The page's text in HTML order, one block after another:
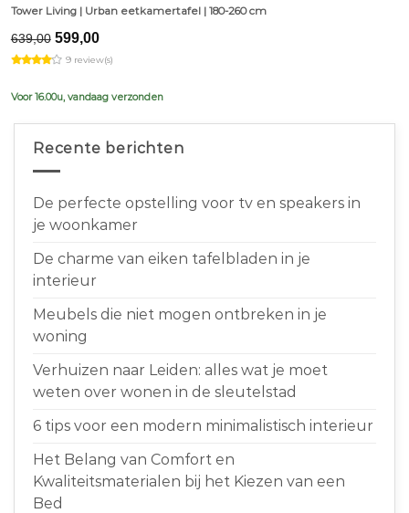
Tower Living | Urban eetkamertafel | 180-260 cm
639,00 Original
price
was:
599,00Current
is:
9 review(s)
Voor 16.00u, vandaag verzonden
Recente berichten
De perfecte opstelling voor tv en speakers in
je woonkamer
De charme van eiken tafelbladen in je
interieur
Meubels die niet mogen ontbreken in je
woning
Verhuizen naar Leiden: alles wat je moet
weten over wonen in de sleutelstad
6 tips voor een modern minimalistisch interieur
Het Belang van Comfort en
Kwaliteitsmaterialen bij het Kiezen van een
Bed